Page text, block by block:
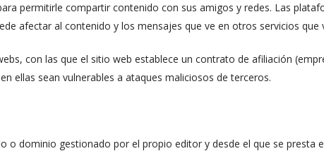
permitirle compartir contenido con sus amigos y redes. Las
afectar al contenido y los mensajes que ve en otros servicios que
con las que el sitio web establece un contrato de afiliación
ellas sean vulnerables a ataques maliciosos de terceros.
o dominio gestionado por el propio editor y desde el que se presta